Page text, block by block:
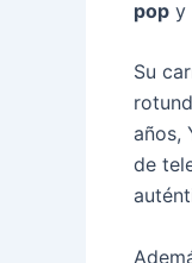
pop y
Su
años,
de